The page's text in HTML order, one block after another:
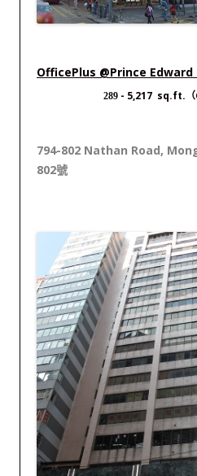
OfficePlus @Prince Edward
289 - 5,217 sq.ft.（
794-802 Nathan Road,
802號